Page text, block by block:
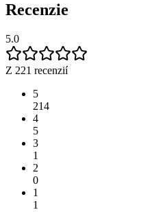
Recenzie
5.0
Z 221 recenzií
5
214
4
5
3
1
2
0
1
1